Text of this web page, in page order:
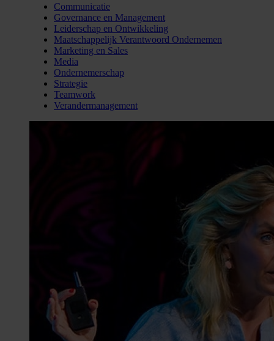
Communicatie
Governance en Management
Leiderschap en Ontwikkeling
Maatschappelijk Verantwoord Ondernemen
Marketing en Sales
Media
Ondernemerschap
Strategie
Teamwork
Verandermanagement